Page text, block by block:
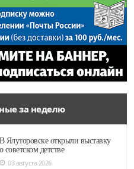
за неделю
В Ялуторовске открыли выставку
о советском детстве
03 августа 2026